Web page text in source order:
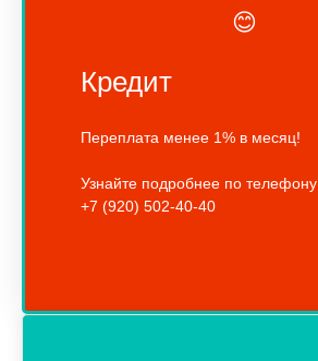
😊
Кредит
Переплата менее 1% в месяц!
Узнайте подробнее по телефону
+7 (920) 502-40-40